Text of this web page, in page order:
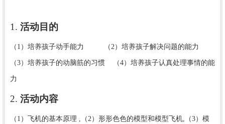
1. 活动目的
（ 1）培养孩子动手能力 （2）培养孩子解决问题的能力
（3）培养孩子的动脑筋的习惯 （4）培养孩子认真处理事情的能
力
2. 活动内容
（ 1）飞机的基本原理 ,（2）形形色色的模型和模型飞机,（3）模